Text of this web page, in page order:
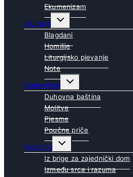
Ekumenizam
Liturgija
Toggle
child
menu
Blagdani
Homilije
Liturgijsko pjevanje
Note
Duhovnost
Toggle
child
menu
Duhovna baština
Molitve
Pjesme
Poučne priče
Kolumne
Toggle
child
menu
Iz brige za zajednički dom
Između srca i razuma